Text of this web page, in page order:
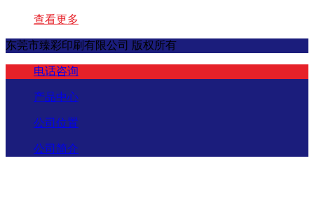
查看更多
东莞市臻彩印刷有限公司 版权所有
电话咨询
产品中心
公司位置
公司简介